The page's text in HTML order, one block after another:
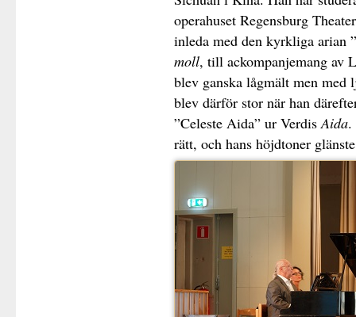
operahuset Regensburg
inleda med den kyrkliga arian
moll, till ackompanjemang av
blev ganska lågmält men
blev därför stor när han
”Celeste Aida” ur VerdisAida.
rätt, och hans höjdtoner